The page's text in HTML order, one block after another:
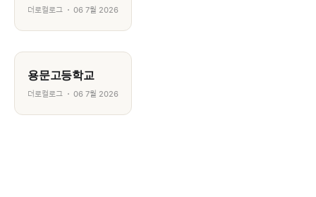
더로컬로그 06 7월 2026
용문고등학교
더로컬로그 06 7월 2026